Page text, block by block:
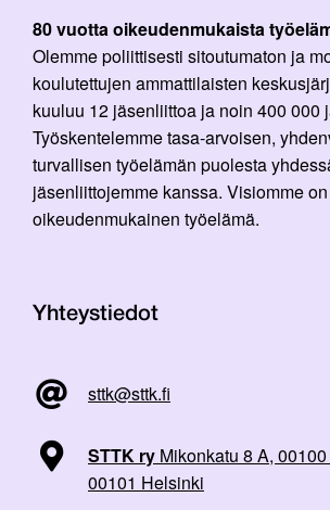
80 vuotta oikeudenmukaista
Olemme poliittisesti sitoutumaton ja
koulutettujen ammattilaisten
kuuluu 12 jäsenliittoa ja noin 400 000
Työskentelemme tasa-arvoisen,
turvallisen työelämän puolesta
jäsenliittojemme kanssa. Visiomme on
oikeudenmukainen työelämä.
Yhteystiedot
sttk@sttk.fi
STTK ry Mikonkatu 8 A,
00101 Helsinki